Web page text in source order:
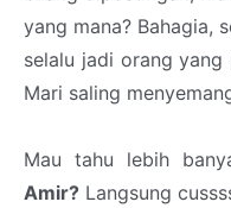
yang mana? Bahagia,
selalu jadi orang
Mari saling
Mau tahu lebih
Amir? Langsung